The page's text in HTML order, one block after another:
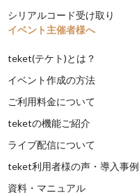
シリアルコード受け取り
イベント主催者様へ
teket(テケト)とは？
イベント作成の方法
ご利用料金について
teketの機能ご紹介
ライブ配信について
teket利用者様の声・導入事例
資料・マニュアル